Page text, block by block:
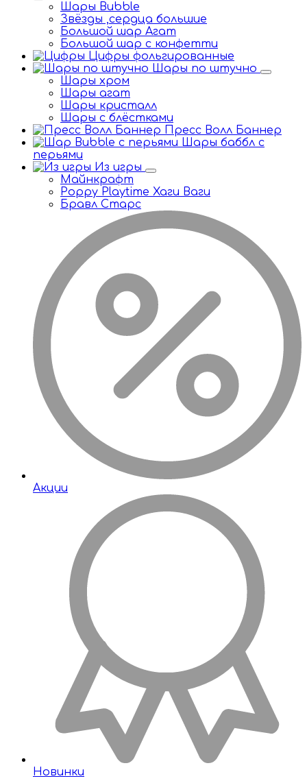
Шары Bubble
Звёзды ,сердца большие
Большой шар Агат
Большой шар с конфетти
Цифры фольгированные
Шары по штучно
Шары хром
Шары агат
Шары кристалл
Шары с блёстками
Пресс Волл Баннер
Шары баббл с
перьями
Из игры
Майнкрафт
Poppy Playtime Хаги Ваги
Бравл Старс
Акции
Новинки